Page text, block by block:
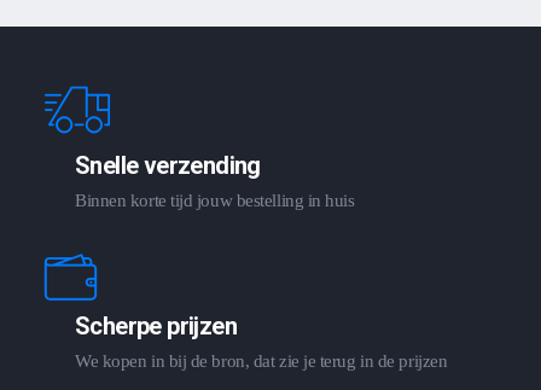
Snelle verzending
Binnen korte tijd jouw bestelling in huis
Scherpe prijzen
We kopen in bij de bron, dat zie je terug in de prijzen